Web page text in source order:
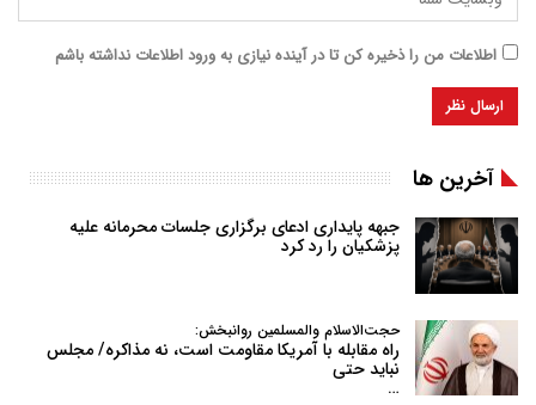
اطلاعات من را ذخیره کن تا در آینده نیازی به ورود اطلاعات نداشته باشم
آخرین ها
جبهه پایداری ادعای برگزاری جلسات محرمانه علیه
پزشکیان را رد کرد
حجت‌الاسلام والمسلمین روانبخش:
راه مقابله با آمریکا مقاومت است، نه مذاکره/ مجلس
نباید حتی
…